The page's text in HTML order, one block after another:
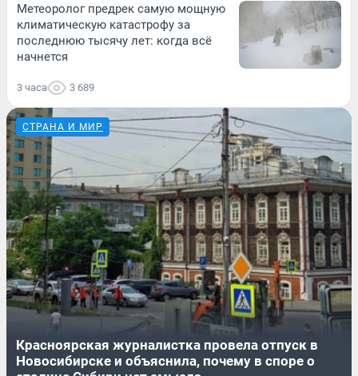
Метеоролог предрек самую мощную
климатическую катастрофу за
последнюю тысячу лет: когда всё
начнется
3 часа 3 689
СТРАНА И МИР
Красноярская журналистка провела отпуск в
Новосибирске и объяснила, почему в споре о